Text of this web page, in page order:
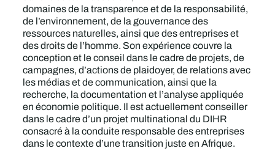
domaines de la transparence et de la responsabilité,
de l’environnement, de la gouvernance des
ressources naturelles, ainsi que des entreprises et
des droits de l’homme. Son expérience couvre la
conception et le conseil dans le cadre de projets, de
campagnes, d’actions de plaidoyer, de relations avec
les médias et de communication, ainsi que la
recherche, la documentation et l’analyse appliquée
en économie politique. Il est actuellement conseiller
dans le cadre d’un projet multinational du DIHR
consacré à la conduite responsable des entreprises
dans le contexte d’une transition juste en Afrique.